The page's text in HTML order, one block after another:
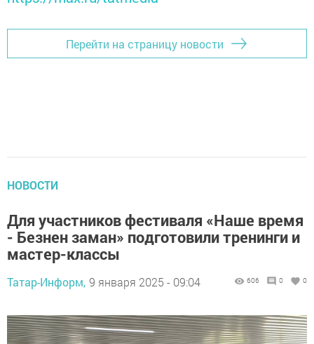
Перейти на страницу новости
НОВОСТИ
Для участников фестиваля «Наше время
- Безнен заман» подготовили тренинги и
мастер-классы
Татар-Информ, 9 января 2025 - 09:04 606 0 0